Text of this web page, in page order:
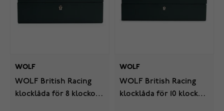
WOLF
WOLF British Racing
klocklåda för 8 klockor
WOLF
WOLF British Racing
klocklåda för 10 klockor